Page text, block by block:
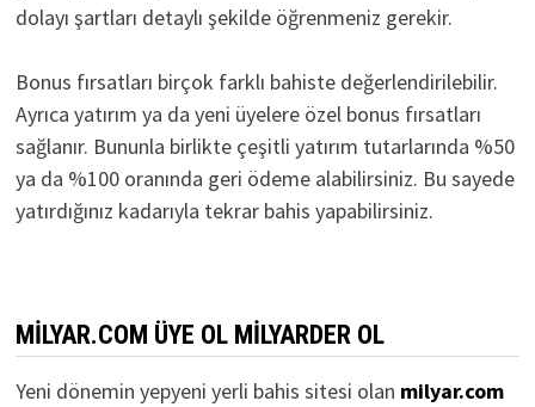
dolayı şartları detaylı şekilde öğrenmeniz gerekir.
Bonus fırsatları birçok farklı bahiste değerlendirilebilir.
Ayrıca yatırım ya da yeni üyelere özel bonus fırsatları
sağlanır. Bununla birlikte çeşitli yatırım tutarlarında %50
ya da %100 oranında geri ödeme alabilirsiniz. Bu sayede
yatırdığınız kadarıyla tekrar bahis yapabilirsiniz.
MILYAR.COM ÜYE OL MILYARDER OL
Yeni dönemin yepyeni yerli bahis sitesi olan milyar.com